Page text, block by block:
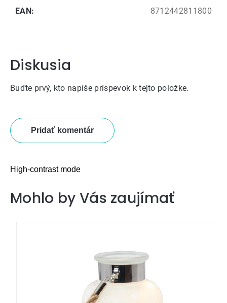
EAN: 8712442811800
Diskusia
Buďte prvý, kto napíše príspevok k tejto položke.
Pridať komentár
High-contrast mode
Mohlo by Vás zaujímať